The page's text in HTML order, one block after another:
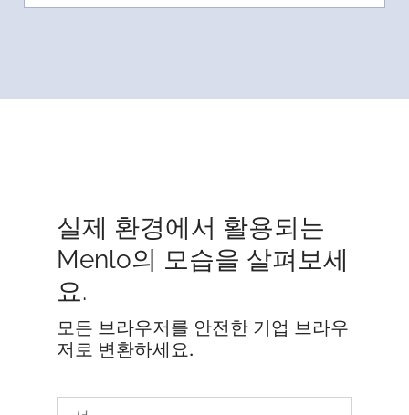
실제 환경에서 활용되는
Menlo의 모습을 살펴보세
요.
모든 브라우저를 안전한 기업 브라우
저로 변환하세요.